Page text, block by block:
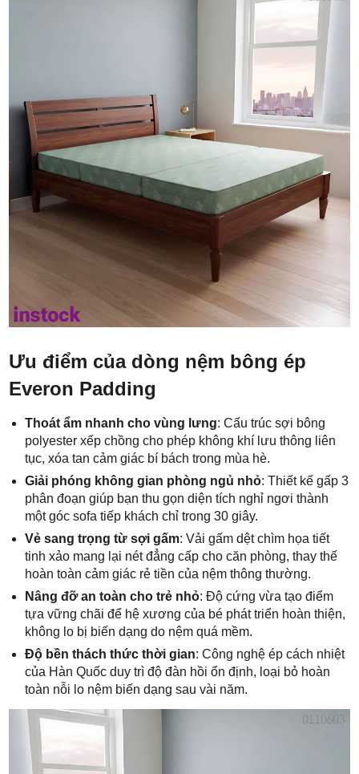
Ưu điểm của dòng nệm bông ép
Everon Padding
Thoát ẩm nhanh cho vùng lưng: Cấu trúc sợi bông
polyester xếp chồng cho phép không khí lưu thông liên
tục, xóa tan cảm giác bí bách trong mùa hè.
Giải phóng không gian phòng ngủ nhỏ: Thiết kế gấp 3
phân đoạn giúp bạn thu gọn diện tích nghỉ ngơi thành
một góc sofa tiếp khách chỉ trong 30 giây.
Vẻ sang trọng từ sợi gấm: Vải gấm dệt chìm họa tiết
tinh xảo mang lại nét đẳng cấp cho căn phòng, thay thế
hoàn toàn cảm giác rẻ tiền của nệm thông thường.
Nâng đỡ an toàn cho trẻ nhỏ: Độ cứng vừa tạo điểm
tựa vững chãi để hệ xương của bé phát triển hoàn thiện,
không lo bị biến dạng do nệm quá mềm.
Độ bền thách thức thời gian: Công nghệ ép cách nhiệt
của Hàn Quốc duy trì độ đàn hồi ổn định, loại bỏ hoàn
toàn nỗi lo nệm biến dạng sau vài năm.